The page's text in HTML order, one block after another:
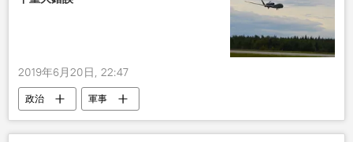
2019年6月20日, 22:47
政治 軍事